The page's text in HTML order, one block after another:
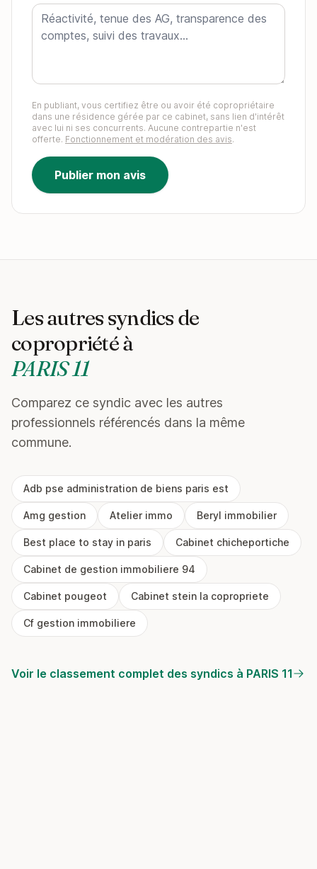
En publiant, vous certifiez être ou avoir été copropriétaire
dans une résidence gérée par ce cabinet, sans lien d'intérêt
avec lui ni ses concurrents. Aucune contrepartie n'est
offerte. Fonctionnement et modération des avis.
Publier mon avis
Les autres syndics de
copropriété à
PARIS 11
Comparez ce syndic avec les autres
professionnels référencés dans la même
commune.
Adb pse administration de biens paris est
Amg gestion Atelier immo Beryl immobilier
Best place to stay in paris Cabinet chicheportiche
Cabinet de gestion immobiliere 94
Cabinet pougeot Cabinet stein la copropriete
Cf gestion immobiliere
Voir le classement complet des syndics à PARIS 11